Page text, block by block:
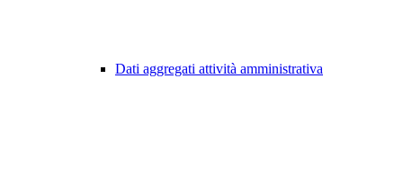
Dati aggregati attività amministrativa